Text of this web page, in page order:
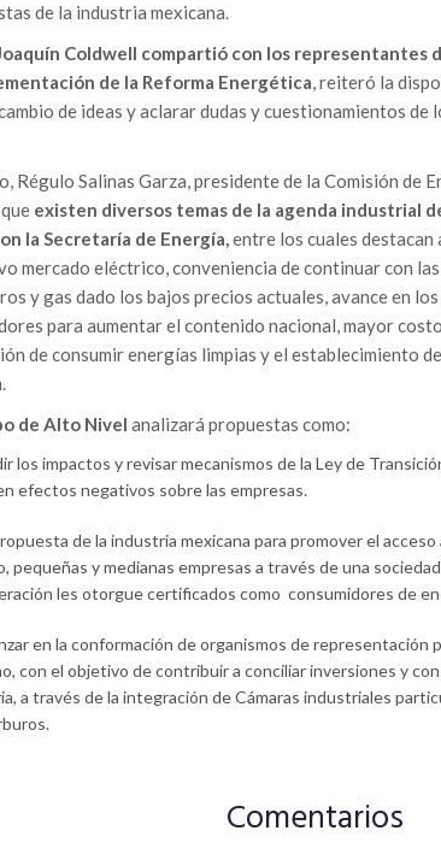
de la industria mexicana.
Coldwell compartió con los representantes
de la Reforma Energética, reiteró la
de ideas y aclarar dudas y cuestionamientos
Régulo Salinas Garza, presidente de la Comisión de
existen diversos temas de la agenda industrial
la Secretaría de Energía,entre los cuales destacan
mercado eléctrico, conveniencia de continuar con
y gas dado los bajos precios actuales, avance en
para aumentar el contenido nacional, mayor
de consumir energías limpias y el establecimiento
de Alto Nivel analizará propuestas como:
los impactos y revisar mecanismos de la Ley de
efectos negativos sobre las empresas.
de la industria mexicana para promover el
pequeñas y medianas empresas a través de una
les otorgue certificados como consumidores de
en la conformación de organismos de
con el objetivo de contribuir a conciliar inversiones y
a través de la integración de Cámaras industriales
Comentarios